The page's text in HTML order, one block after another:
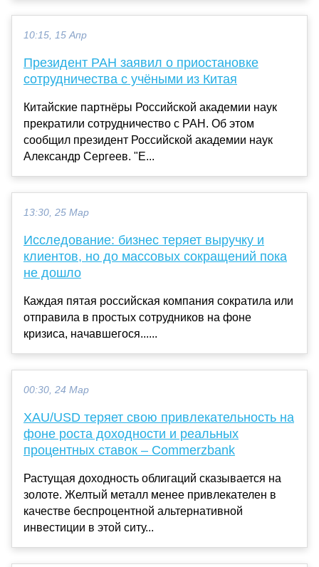
10:15, 15 Апр
Президент РАН заявил о приостановке
сотрудничества с учёными из Китая
Китайские партнёры Российской академии наук
прекратили сотрудничество с РАН. Об этом
сообщил президент Российской академии наук
Александр Сергеев. "Е...
13:30, 25 Мар
Исследование: бизнес теряет выручку и
клиентов, но до массовых сокращений пока
не дошло
Каждая пятая российская компания сократила или
отправила в простых сотрудников на фоне
кризиса, начавшегося......
00:30, 24 Мар
XAU/USD теряет свою привлекательность на
фоне роста доходности и реальных
процентных ставок – Commerzbank
Растущая доходность облигаций сказывается на
золоте. Желтый металл менее привлекателен в
качестве беспроцентной альтернативной
инвестиции в этой ситу...